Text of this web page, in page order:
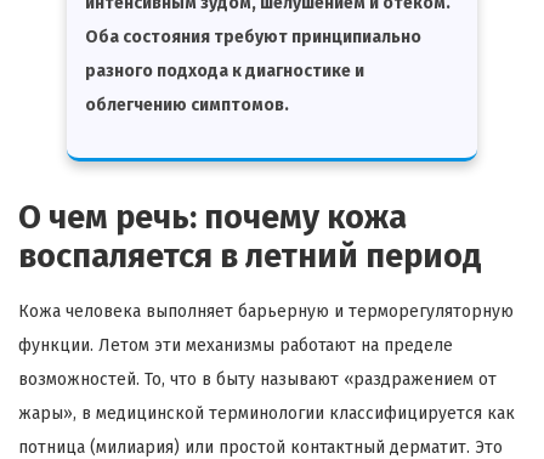
Оба состояния требуют принципиально
разного подхода к диагностике и
облегчению симптомов.
О чем речь: почему кожа
воспаляется в летний период
Кожа человека выполняет барьерную и терморегуляторную
функции. Летом эти механизмы работают на пределе
возможностей. То, что в быту называют «раздражением от
жары», в медицинской терминологии классифицируется как
потница (милиария) или простой контактный дерматит. Это